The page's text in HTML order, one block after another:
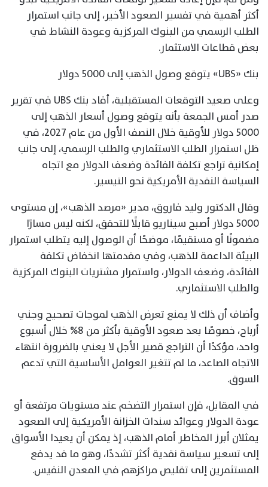
أكثر أهمية في تفسير الصعود الأخير، إلى جانب استمرار
الطلب الرسمي من البنوك المركزية وعودة النشاط في
بعض قطاعات الاستثمار.
بنك «UBS» يتوقع وصول الذهب إلى 5000 دولار
وعلى صعيد التوقعات المستقبلية، أفاد بنك UBS في تقرير
صدر أمس الجمعة بأنه يتوقع وصول أسعار الذهب إلى
5000 دولار للأوقية خلال النصف الأول من عام 2027، في
ظل استمرار الطلب الاستثماري والطلب الرسمي، إلى جانب
إمكانية تراجع تكلفة الفائدة وضعف الدولار مع اتجاه
السياسة النقدية الأمريكية نحو التيسير.
وقال الدكتور وليد فاروق، مدير «مرصد الذهب»، إن مستوى
5000 دولار أصبح سيناريو قابلًا للتحقق، لكنه ليس مسارًا
مضمونًا أو مستقيمًا، موضحًا أن الوصول إليه يتطلب استمرار
البيئة الداعمة للذهب، وفي مقدمتها انخفاض تكلفة
الفائدة، وضعف الدولار، واستمرار مشتريات البنوك المركزية
والطلب الاستثماري.
وأضاف أن ذلك لا يمنع تعرض الذهب لموجات تصحيح وجني
أرباح، خصوصًا بعد صعود الأوقية بأكثر من 8% خلال أسبوع
واحد، مؤكدًا أن التراجع قصير الأجل لا يعني بالضرورة انتهاء
الاتجاه الصاعد، ما لم تتغير العوامل الأساسية التي تدعم
السوق.
في المقابل، فإن استمرار التضخم عند مستويات مرتفعة أو
عودة الدولار وعوائد سندات الخزانة الأمريكية إلى الصعود
يمثلان أبرز المخاطر أمام الذهب، إذ يمكن أن يعيدا الأسواق
إلى تسعير سياسة نقدية أكثر تشددًا، وهو ما قد يدفع
المستثمرين إلى تقليص مراكزهم في المعدن النفيس.